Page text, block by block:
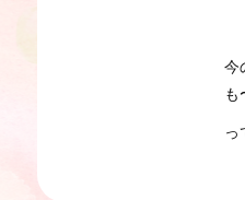
今
も
っ